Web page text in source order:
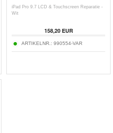
iPad Pro 9.7 LCD & Touchscreen Reparatie -
Wit
158,20 EUR
ARTIKELNR.: 990554-VAR